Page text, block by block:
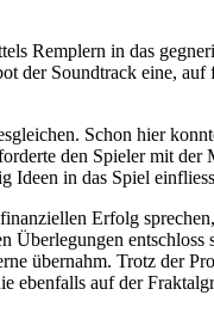
Remplern in das
der Soundtrack eine, auf
Schon hier
den Spieler mit der
Ideen in das Spiel
Erfolg
Überlegungen entschloss
übernahm. Trotz der
ebenfalls auf der